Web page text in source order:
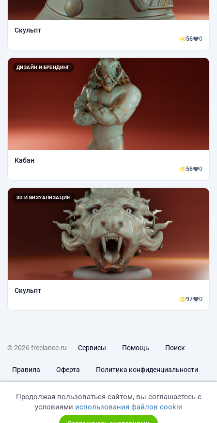
Скульпт
56 0
ДИЗАЙН И БРЕНДИНГ
Кабан
56 0
3D И ВИЗУАЛИЗАЦИЯ
Скульпт
97 0
© 2026 freelance.ru Сервисы Помощь Поиск
Правила Оферта Политика конфиденциальности
Продолжая пользоваться сайтом, вы соглашаетесь с
условиями использования файлов cookie